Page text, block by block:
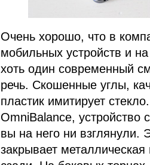
Очень хорошо, что в
мобильных устройств и
хоть один современный
речь. Скошенные углы,
пластик имитирует
OmniBalance, устройство
вы на него ни взглянули.
закрывает